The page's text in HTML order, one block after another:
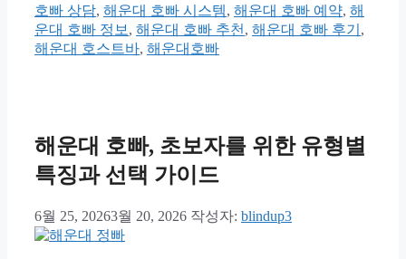
호빠 상담, 해운대 호빠 시스템, 해운대 호빠 예약, 해
운대 호빠 정보 , 해운대 호빠 추천 , 해운대 호빠 후기 ,
해운대 호스트바, 해운대호빠
해운대 호빠, 초보자를 위한 유형별
특징과 선택 가이드
6월 25, 20263월 20, 2026 작성자: blindup3